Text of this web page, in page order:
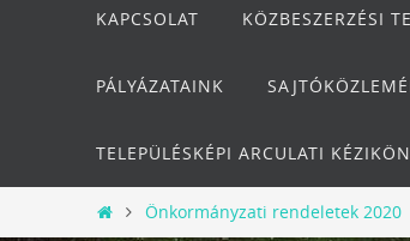
KAPCSOLAT KÖZBESZERZÉSI
PÁLYÁZATAINK
TELEPÜLÉSKÉPI ARCULATI
Otthon
Önkormányzati rendeletek 2020